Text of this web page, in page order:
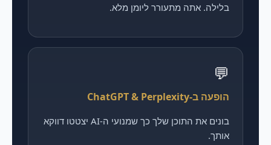
בלילה. אתה מתעורר ליומן מלא.
💬
הופעה ב-ChatGPT & Perplexity
בונים את התוכן שלך כך שמנועי ה-AI יצטטו דווקא
אותך.